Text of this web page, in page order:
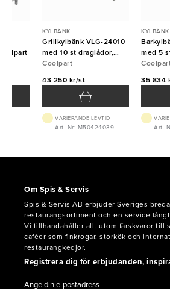
KYLBÄNK
Grillkylbänk VLG-24010
med 10 st draglådor,
2400x650x650,
Coolpart
43 250 kr/st
VARIERANDE LEVTID
Art. Nr: M50424039
KYLBÄNK
med 5
35 834
Art.
Om Spis & Servis
Spis & Servis AB erbjuder Sveriges
restaurangsortiment och en service
Vi tillhandahåller allt utom färskvaror till
caféer som finkrogar, storkök och
restaurangkedjor.
Registrera dig för erbjudanden,